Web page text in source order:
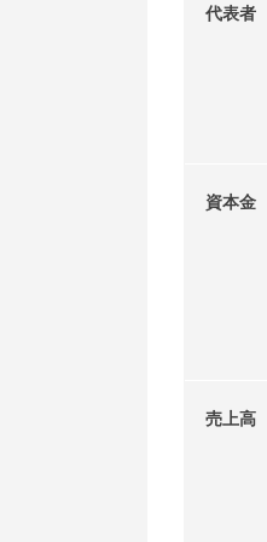
代表者
資本金
売上高